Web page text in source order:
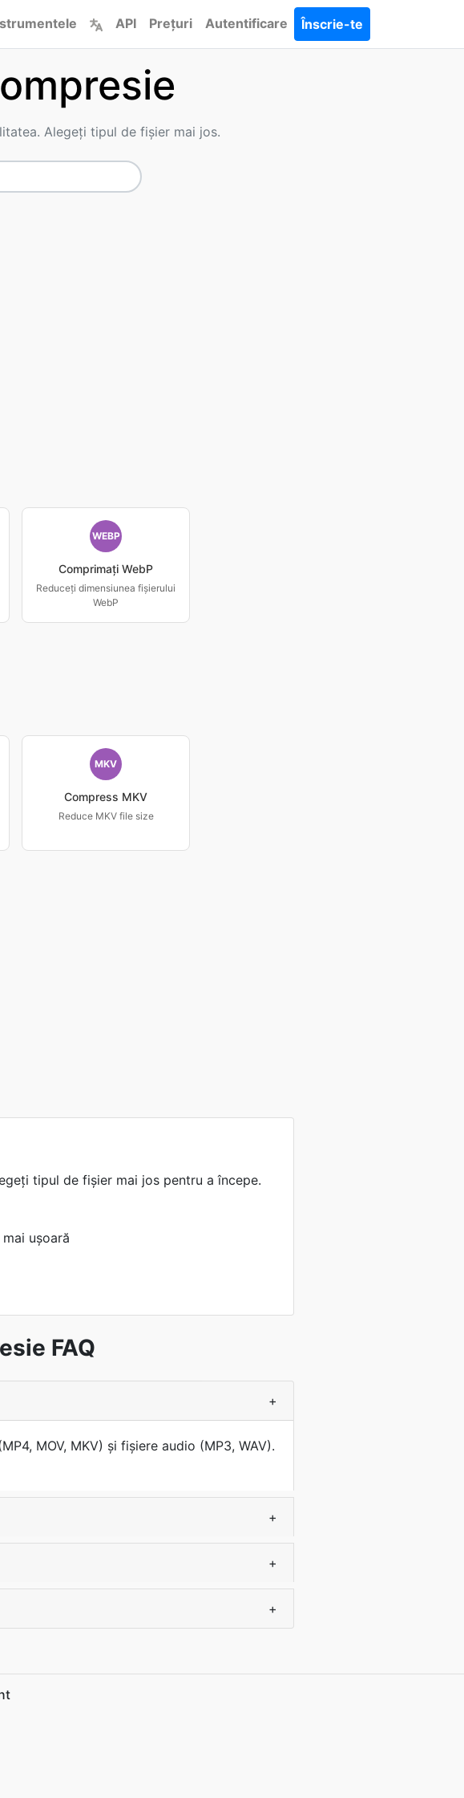
API Prețuri Autentificare Înscrie-te
Alegeți tipul de fișier mai jos.
WEBP
Comprimați WebP
Reduceți dimensiunea fișierului
WebP
MKV
Compress MKV
Reduce MKV file size
tipul de fișier mai jos pentru a începe.
ușoară
FAQ
+
MOV, MKV) și fișiere audio (MP3, WAV).
+
+
+